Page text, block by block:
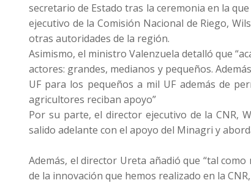
secretario de Estado tras la ceremonia en la
ejecutivo de la Comisión Nacional de Riego,
otras autoridades de la región.
Asimismo, el ministro Valenzuela detalló que
actores: grandes, medianos y pequeños.
UF para los pequeños a mil UF además de
agricultores reciban apoyo”
Por su parte, el director ejecutivo de la CNR,
salido adelante con el apoyo del Minagri y
Además, el director Ureta añadió que “tal
de la innovación que hemos realizado en la